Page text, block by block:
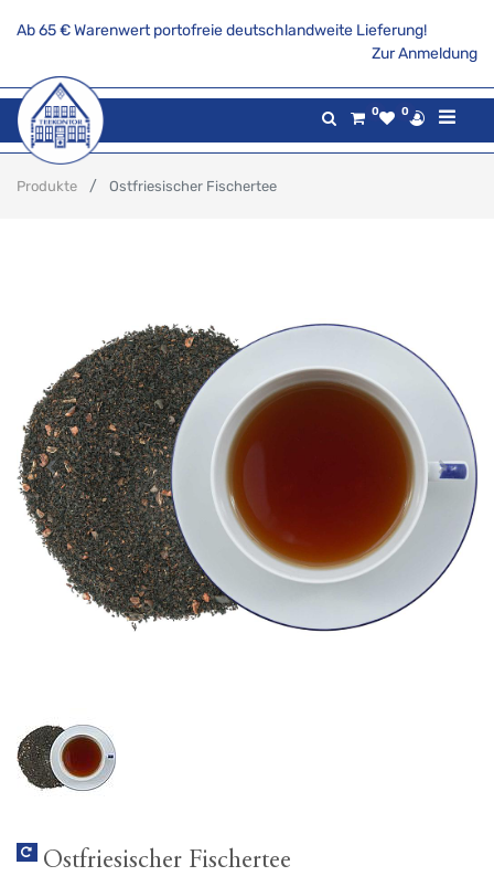
Ab 65 € Warenwert portofreie deutschlandweite Lieferung!
Zur Anmeldung
0 0
Produkte Ostfriesischer Fischertee
Ostfriesischer Fischertee